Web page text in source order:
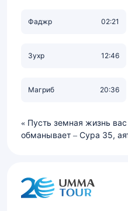
Фаджр 02:21
Зухр 12:46
Магриб 20:36
Пусть земная жизнь
обманывает – Сура 35,